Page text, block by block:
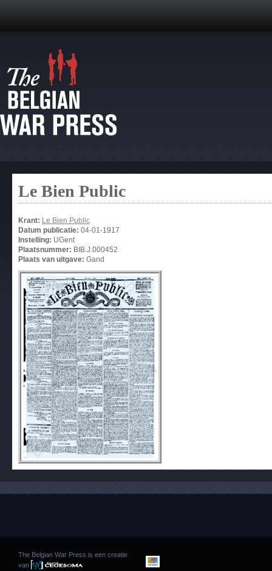
Le Bien Public
Krant: Le Bien Public
Datum publicatie: 04-01-1917
Instelling: UGent
Plaatsnummer: BIB.J.000452
Plaats van uitgave: Gand
The Belgian War Press is een creatie
van